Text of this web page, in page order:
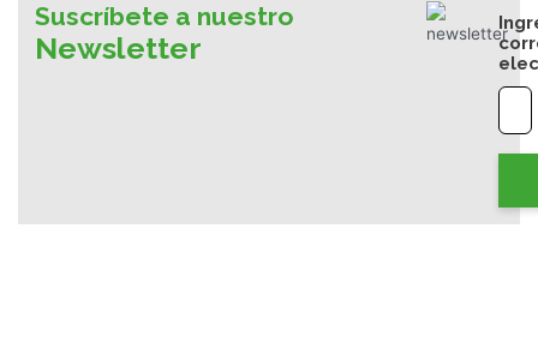
Suscríbete a nuestro
Newsletter